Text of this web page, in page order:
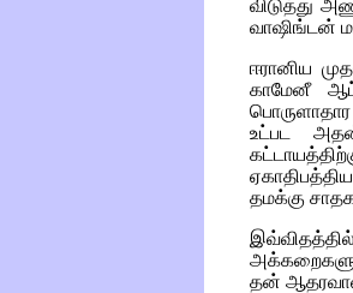
விடுத்து
வாஷிங்டன்
ஈரானிய
காமேனீ
உட்பட
தமக்கு
தன்